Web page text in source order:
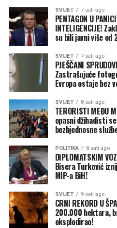
Pošto ni do sutradan nisam
nije održana ni ponovljena
„A zašto nisam dobio upute i
to morate pitati resornog
Šulić.
On objašnjava da je u toku
vanredne Skupštine akcionara.
„Redovna skupština mora biti
od upućivanja poziva za
biti održana u roku od 15 dana.
propisanom procedurom
javnost će o svemu biti
Na pitanje da li će na
smjenu predsjednika
Nedeljka Eleka, Šulić kratko
dnevnom redu“.
SVIJET 7 sati ago
PENTAGON U
INTELIGENCIJE!
su bili javni više od
SVIJET 7 sati ago
PJEŠČANI
Zastrašujuće
Evropa ostaje bez
SVIJET 8 sati ago
TERORISTI MEĐU
opasni džihadisti
bezbjednosne
POLITIKA 8 sati ago
DIPLOMATSKIM
Bisera Turković
MIP-a BiH!
SVIJET 9 sati ago
CRNI REKORD U
200.000 hektara,
eksplodirao!